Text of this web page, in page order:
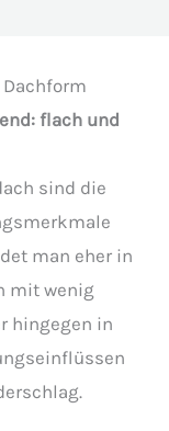
flach und
sind die
man eher in
mit wenig
hingegen in